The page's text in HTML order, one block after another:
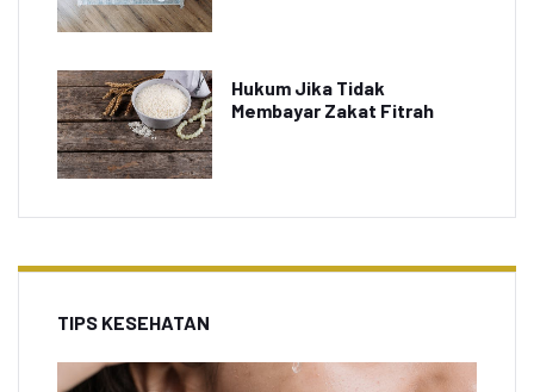
Hukum Jika Tidak
Membayar Zakat Fitrah
TIPS KESEHATAN